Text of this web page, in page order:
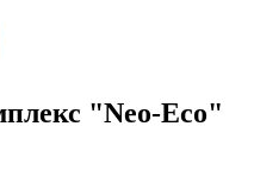
"Neo-Eco"